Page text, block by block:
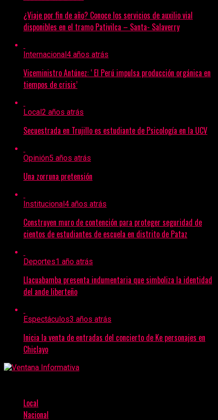
¿Viaje por fin de año? Conoce los servicios de auxilio vial
disponibles en el tramo Pativilca – Santa- Salaverry
Internacional 4 años atrás
Viceministro Antúnez: ‘ El Perú impulsa producción orgánica en
tiempos de crisis’
Local 2 años atrás
Secuestrada en Trujillo es estudiante de Psicología en la UCV
Opinión5 años atrás
Una zorruna pretensión
Institucional 4 años atrás
Construyen muro de contención para proteger seguridad de
cientos de estudiantes de escuela en distrito de Pataz
Deportes1 año atrás
Llacuabamba presenta indumentaria que simboliza la identidad
del ande liberteño
Espectáculos3 años atrás
Inicia la venta de entradas del concierto de Ke personajes en
Chiclayo
Local
Nacional